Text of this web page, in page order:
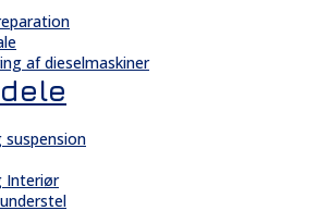
af dieselmaskiner
suspension
Interiør